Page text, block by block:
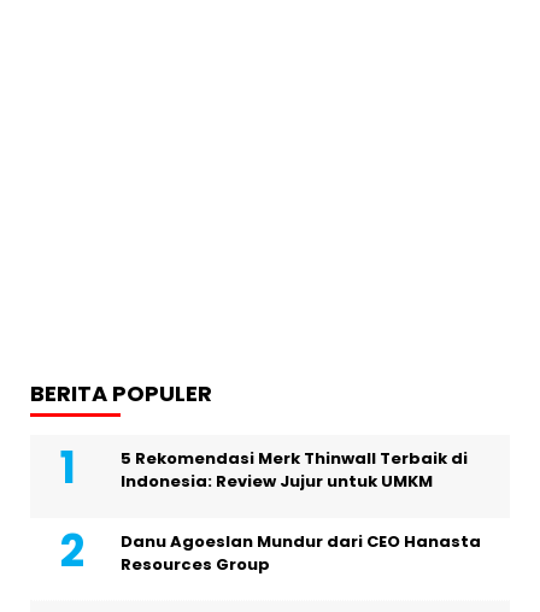
BERITA POPULER
5 Rekomendasi Merk Thinwall Terbaik di
Indonesia: Review Jujur untuk UMKM
Danu Agoeslan Mundur dari CEO Hanasta
Resources Group